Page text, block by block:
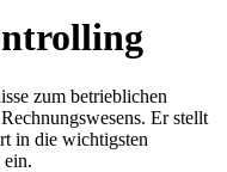
zum betrieblichen
Er stellt
in die wichtigsten